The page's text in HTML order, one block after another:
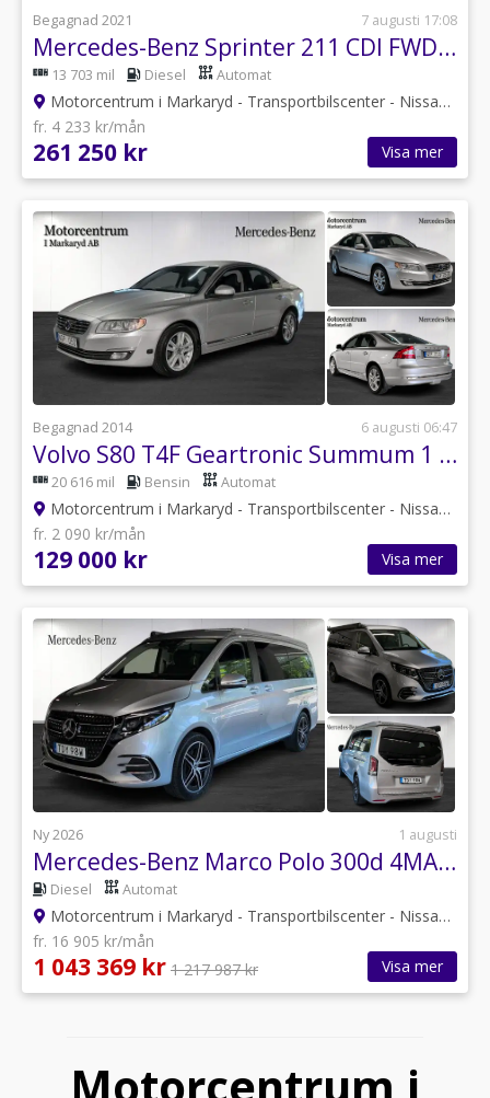
Begagnad 2021 7 augusti 17:08
Mercedes-Benz Sprinter 211 CDI FWD Panel Van 9G-Tronic Euro 6
13 703 mil Diesel Automat
Motorcentrum i Markaryd - Transportbilscenter - Nissan
fr. 4 233 kr/mån
261 250 kr Visa mer
Begagnad 2014 6 augusti 06:47
Volvo S80 T4F Geartronic Summum 1 ägare
20 616 mil Bensin Automat
Motorcentrum i Markaryd - Transportbilscenter - Nissan
fr. 2 090 kr/mån
129 000 kr Visa mer
Ny 2026 1 augusti
Mercedes-Benz Marco Polo 300d 4MATIC 3.2t 9G-Tronic AIRMATIC - Sommarkampanj!
Diesel Automat
Motorcentrum i Markaryd - Transportbilscenter - Nissan
fr. 16 905 kr/mån
1 043 369 kr 1 217 987 kr Visa mer